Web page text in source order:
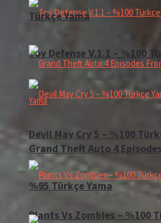
Toy Defense V.1.1 – %100
Devil May Cry 5 – %100
Plants Vs Zombies – %100
Türkçe Yama
Grand Theft Auto 4
%95 Türkçe Yama